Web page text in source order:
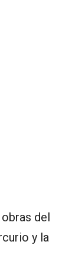
del
y la